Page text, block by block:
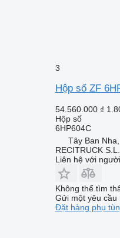
3
Hộp số ZF
54.560.000 ₫
Hộp số
6HP604C
Tây Ban
RECITRUCK S.L.
Liên hệ với
Không thể tìm
Gửi một yêu cầu
Đặt hàng phụ